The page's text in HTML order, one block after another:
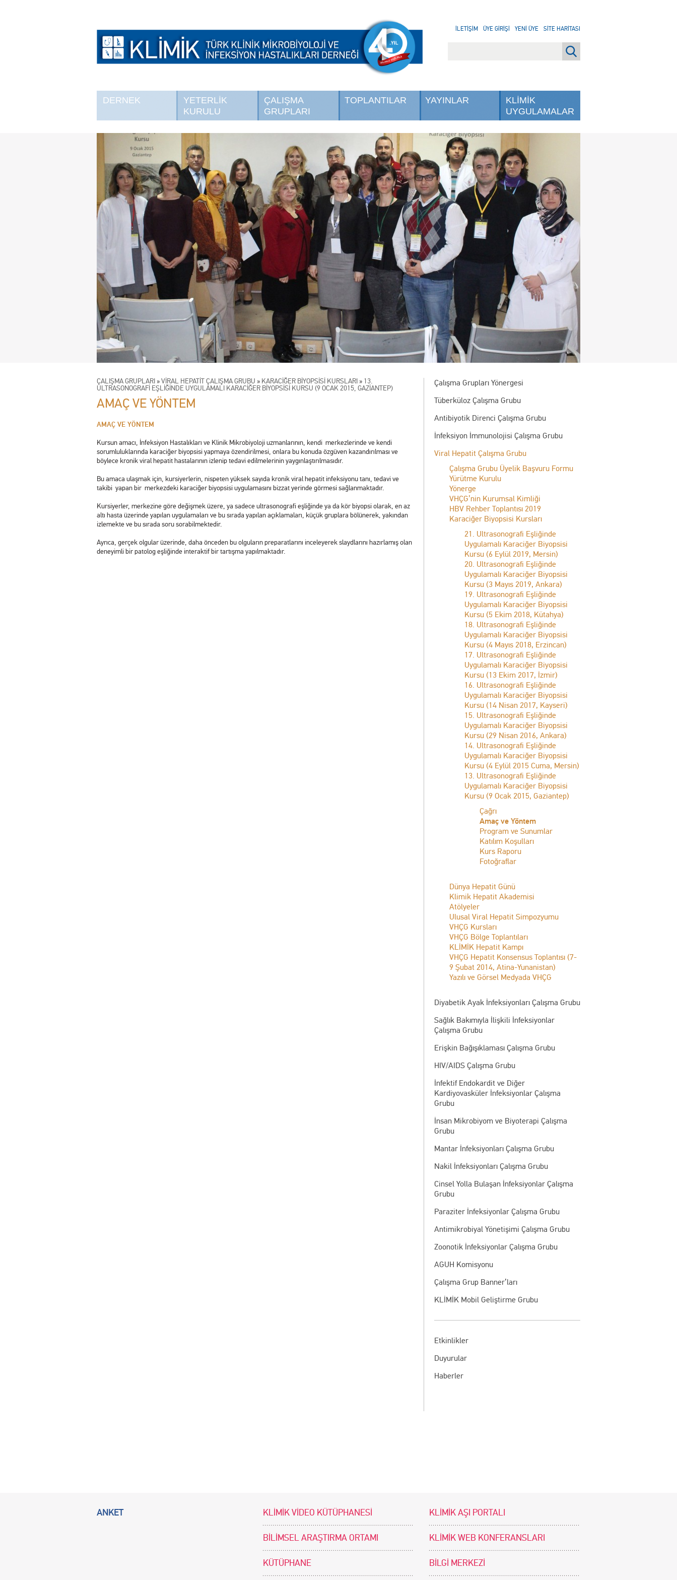
DERNEK
YETERLİK
KURULU
ÇALIŞMA
GRUPLARI
TOPLANTILAR YAYINLAR
KLİMİK
UYGULAMALAR
İLETİŞİM ÜYE GİRİŞİ YENİ ÜYE SİTE HARİTASI
Çalışma Grupları Yönergesi
Tüberküloz Çalışma Grubu
Antibiyotik Direnci Çalışma Grubu
İnfeksiyon İmmunolojisi Çalışma Grubu
Viral Hepatit Çalışma Grubu
Çalışma Grubu Üyelik Başvuru Formu
Yürütme Kurulu
Yönerge
VHÇG’nin Kurumsal Kimliği
HBV Rehber Toplantısı 2019
Karaciğer Biyopsisi Kursları
21. Ultrasonografi Eşliğinde
Uygulamalı Karaciğer Biyopsisi
Kursu (6 Eylül 2019, Mersin)
20. Ultrasonografi Eşliğinde
Uygulamalı Karaciğer Biyopsisi
Kursu (3 Mayıs 2019, Ankara)
19. Ultrasonografi Eşliğinde
Uygulamalı Karaciğer Biyopsisi
Kursu (5 Ekim 2018, Kütahya)
18. Ultrasonografi Eşliğinde
Uygulamalı Karaciğer Biyopsisi
Kursu (4 Mayıs 2018, Erzincan)
17. Ultrasonografi Eşliğinde
Uygulamalı Karaciğer Biyopsisi
Kursu (13 Ekim 2017, İzmir)
16. Ultrasonografi Eşliğinde
Uygulamalı Karaciğer Biyopsisi
Kursu (14 Nisan 2017, Kayseri)
15. Ultrasonografi Eşliğinde
Uygulamalı Karaciğer Biyopsisi
Kursu (29 Nisan 2016, Ankara)
14. Ultrasonografi Eşliğinde
Uygulamalı Karaciğer Biyopsisi
Kursu (4 Eylül 2015 Cuma, Mersin)
13. Ultrasonografi Eşliğinde
Uygulamalı Karaciğer Biyopsisi
Kursu (9 Ocak 2015, Gaziantep)
Çağrı
Amaç ve Yöntem
Program ve Sunumlar
Katılım Koşulları
Kurs Raporu
Fotoğraflar
Dünya Hepatit Günü
Klimik Hepatit Akademisi
Atölyeler
Ulusal Viral Hepatit Simpozyumu
VHÇG Kursları
VHÇG Bölge Toplantıları
KLİMİK Hepatit Kampı
VHÇG Hepatit Konsensus Toplantısı (7-
9 Şubat 2014, Atina-Yunanistan)
Yazılı ve Görsel Medyada VHÇG
Diyabetik Ayak İnfeksiyonları Çalışma Grubu
Sağlık Bakımıyla İlişkili İnfeksiyonlar
Çalışma Grubu
Erişkin Bağışıklaması Çalışma Grubu
HIV/AIDS Çalışma Grubu
İnfektif Endokardit ve Diğer
Kardiyovasküler İnfeksiyonlar Çalışma
Grubu
İnsan Mikrobiyom ve Biyoterapi Çalışma
Grubu
Mantar İnfeksiyonları Çalışma Grubu
Nakil İnfeksiyonları Çalışma Grubu
Cinsel Yolla Bulaşan İnfeksiyonlar Çalışma
Grubu
Paraziter İnfeksiyonlar Çalışma Grubu
Antimikrobiyal Yönetişimi Çalışma Grubu
Zoonotik İnfeksiyonlar Çalışma Grubu
AGUH Komisyonu
Çalışma Grup Banner’ları
KLİMİK Mobil Geliştirme Grubu
Etkinlikler
Duyurular
Haberler
ÇALIŞMA GRUPLARI »VİRAL HEPATİT ÇALIŞMA GRUBU » KARACİĞER BİYOPSİSİ KURSLARI » 13.
ULTRASONOGRAFİ EŞLİĞİNDE UYGULAMALI KARACİĞER BİYOPSİSİ KURSU (9 OCAK 2015, GAZİANTEP)
AMAÇ VE YÖNTEM
AMAÇ VE YÖNTEM
Kursun amacı, İnfeksiyon Hastalıkları ve Klinik Mikrobiyoloji uzmanlarının, kendi merkezlerinde ve kendi
sorumluluklarında karaciğer biyopsisi yapmaya özendirilmesi, onlara bu konuda özgüven kazandırılması ve
böylece kronik viral hepatit hastalarının izlenip tedavi edilmelerinin yaygınlaştırılmasıdır.
Bu amaca ulaşmak için, kursiyerlerin, nispeten yüksek sayıda kronik viral hepatit infeksiyonu tanı, tedavi ve
takibi yapan bir merkezdeki karaciğer biyopsisi uygulamasını bizzat yerinde görmesi sağlanmaktadır.
Kursiyerler, merkezine göre değişmek üzere, ya sadece ultrasonografi eşliğinde ya da kör biyopsi olarak, en az
altı hasta üzerinde yapılan uygulamaları ve bu sırada yapılan açıklamaları, küçük gruplara bölünerek, yakından
izlemekte ve bu sırada soru sorabilmektedir.
Ayrıca, gerçek olgular üzerinde, daha önceden bu olguların preparatlarını inceleyerek slaydlarını hazırlamış olan
deneyimli bir patolog eşliğinde interaktif bir tartışma yapılmaktadır.
ANKET KLİMİK VİDEO KÜTÜPHANESİ KLİMİK AŞI PORTALI
BİLİMSEL ARAŞTIRMA ORTAMI KLİMİK WEB KONFERANSLARI
KÜTÜPHANE BİLGİ MERKEZİ